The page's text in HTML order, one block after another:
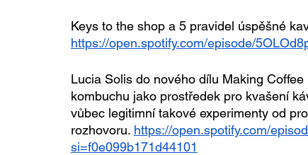
Keys to the shop a 5 pravidel úspěšné
https://open.spotify.com/episode/
Lucia Solis do nového dílu Making
kombuchu jako prostředek pro kvašení
vůbec legitimní takové experimenty od
rozhovoru. https://open.spotify.com/
si=f0e099b171d44101